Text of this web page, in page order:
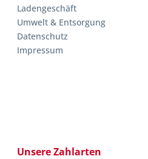
Ladengeschäft
Umwelt & Entsorgung
Datenschutz
Impressum
Unsere Zahlarten